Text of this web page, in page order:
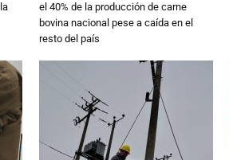
el 40% de la producción de carne
bovina nacional pese a caída en el
resto del país